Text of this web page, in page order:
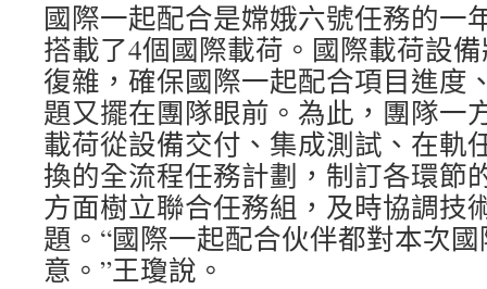
國際一起配合是嫦娥六號任務的一
搭載了4個國際載荷。國際載荷設
復雜，確保國際一起配合項目進度
題又擺在團隊眼前。為此，團隊一
載荷從設備交付、集成測試、在軌
換的全流程任務計劃，制訂各環節
方面樹立聯合任務組，及時協調技
題。“國際一起配合伙伴都對本次
意。”王瓊說。